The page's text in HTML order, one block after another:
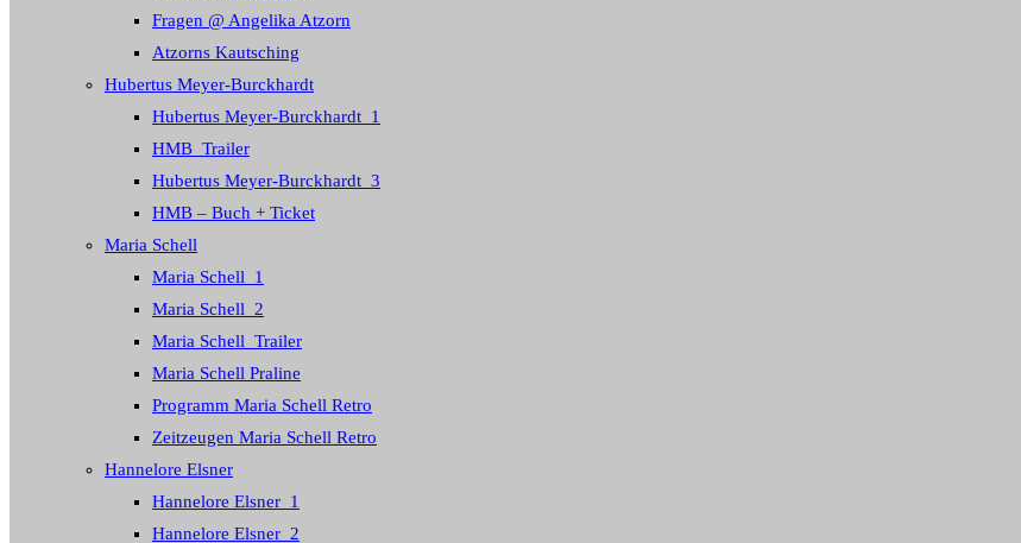
Fragen @ Angelika Atzorn
Atzorns Kautsching
Hubertus Meyer-Burckhardt
Hubertus Meyer-Burckhardt_1
HMB_Trailer
Hubertus Meyer-Burckhardt_3
HMB – Buch + Ticket
Maria Schell
Maria Schell_1
Maria Schell_2
Maria Schell_Trailer
Maria Schell Praline
Programm Maria Schell Retro
Zeitzeugen Maria Schell Retro
Hannelore Elsner
Hannelore Elsner_1
Hannelore Elsner_2